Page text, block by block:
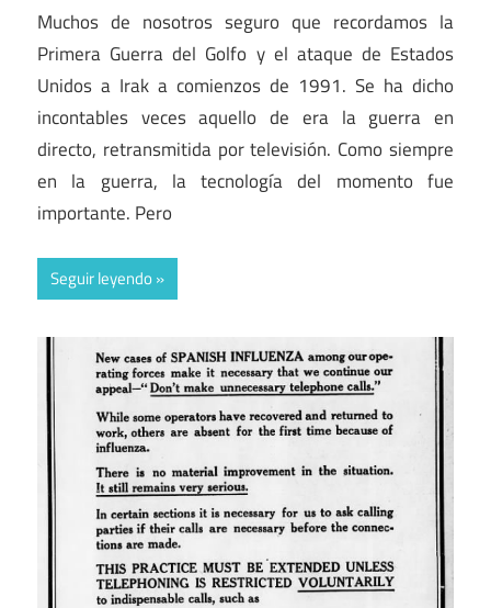
Muchos de nosotros seguro que recordamos la
Primera Guerra del Golfo y el ataque de Estados
Unidos a Irak a comienzos de 1991. Se ha dicho
incontables veces aquello de era la guerra en
directo, retransmitida por televisión. Como siempre
en la guerra, la tecnología del momento fue
importante. Pero
Seguir leyendo